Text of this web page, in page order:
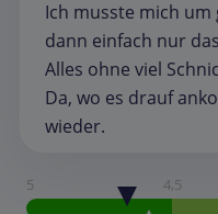
Ich musste mich
dann einfach nur
Alles ohne viel
Da, wo es drauf
wieder.
5 4,5